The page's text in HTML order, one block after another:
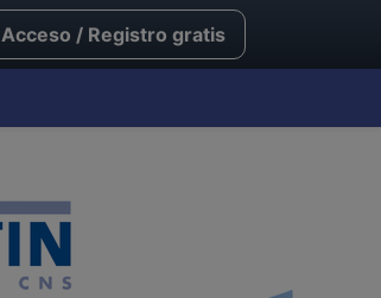
Acceso / Registro gratis